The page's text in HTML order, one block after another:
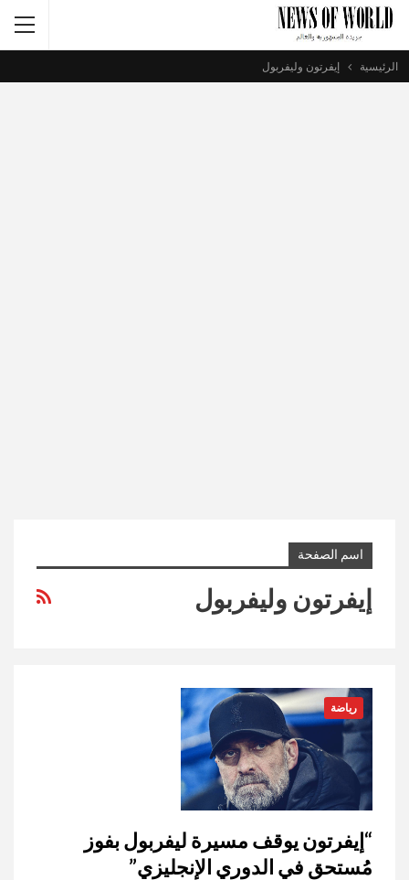
الرئيسية إيفرتون وليفربول
اسم الصفحة
إيفرتون وليفربول
رياضة
“إيفرتون يوقف مسيرة ليفربول بفوز
مُستحق في الدوري الإنجليزي”